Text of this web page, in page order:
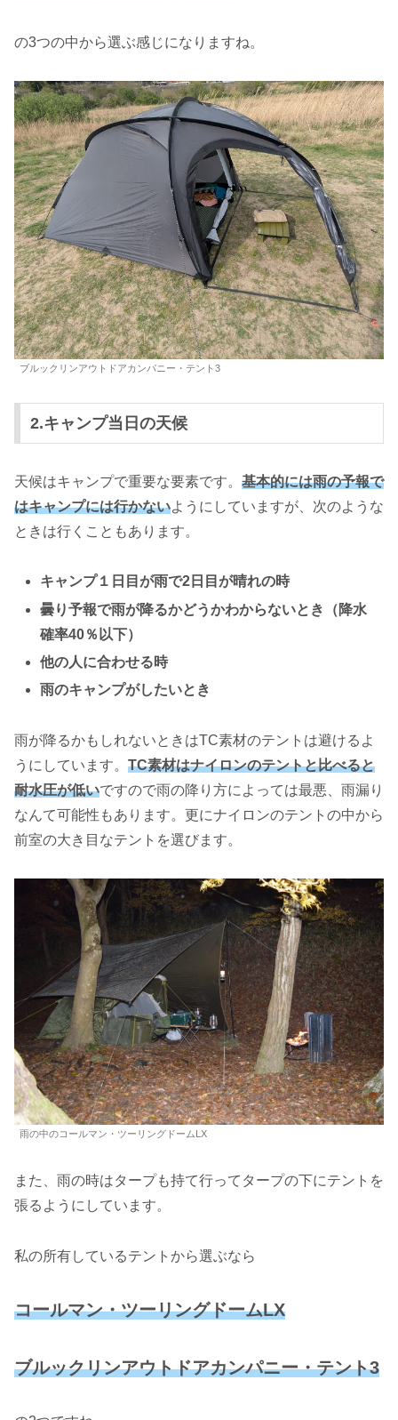
の3つの中から選ぶ感じになりますね。
ブルックリンアウトドアカンパニー・テント3
2.キャンプ当日の天候
天候はキャンプで重要な要素です。 基本的には雨の予報で
はキャンプには行かないようにしていますが、次のような
ときは行くこともあります。
キャンプ１日目が雨で2日目が晴れの時
曇り予報で雨が降るかどうかわからないとき（降水
確率40％以下）
他の人に合わせる時
雨のキャンプがしたいとき
雨が降るかもしれないときはTC素材のテントは避けるよ
うにしています。 TC素材はナイロンのテントと比べると
耐水圧が低いですので雨の降り方によっては最悪、雨漏り
なんて可能性もあります。更にナイロンのテントの中から
前室の大き目なテントを選びます。
雨の中のコールマン・ツーリングドームLX
また、雨の時はタープも持て行ってタープの下にテントを
張るようにしています。
私の所有しているテントから選ぶなら
コールマン・ツーリングドームLX
ブルックリンアウトドアカンパニー・テント3